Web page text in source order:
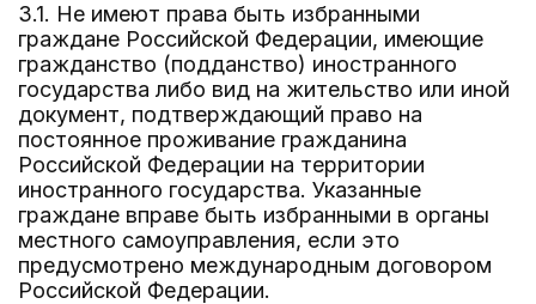
3.1. Не имеют права быть избранными
граждане Российской Федерации, имеющие
гражданство (подданство) иностранного
государства либо вид на жительство или иной
документ, подтверждающий право на
постоянное проживание гражданина
Российской Федерации на территории
иностранного государства. Указанные
граждане вправе быть избранными в органы
местного самоуправления, если это
предусмотрено международным договором
Российской Федерации.